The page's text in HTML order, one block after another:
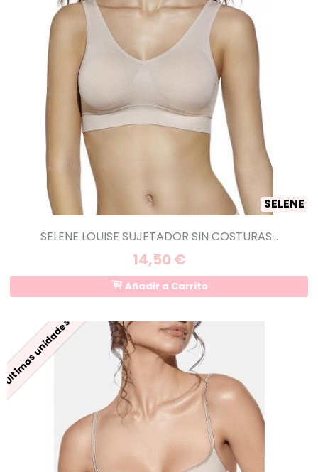
SELENE
SELENE LOUISE SUJETADOR SIN COSTURAS...
14,50 €
Añadir a Carrito
Últimas unidades